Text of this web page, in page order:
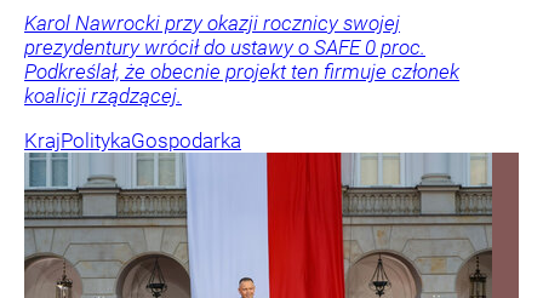
Karol Nawrocki przy okazji rocznicy swojej
prezydentury wrócił do ustawy o SAFE 0 proc.
Podkreślał, że obecnie projekt ten firmuje członek
koalicji rządzącej.
KrajPolitykaGospodarka